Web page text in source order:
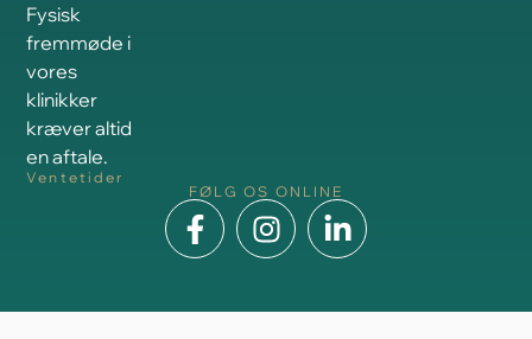
Fysisk
fremmøde i
vores
klinikker
kræver altid
en aftale.
Ventetider
FØLG OS ONLINE